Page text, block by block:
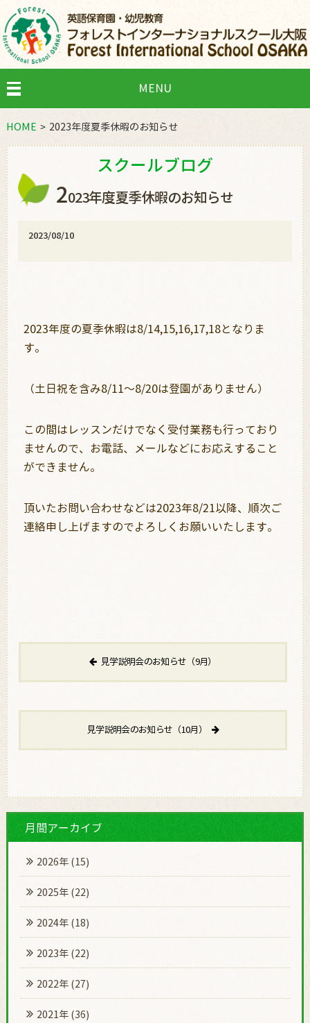
MENU
HOME 2023年度夏季休暇のお知らせ
スクールブログ
2023年度夏季休暇のお知らせ
2023/08/10
2023年度の夏季休暇は8/14,15,16,17,18となりま
す。
（土日祝を含み8/11～8/20は登園がありません）
この間はレッスンだけでなく受付業務も行っており
ませんので、お電話、メールなどにお応えすること
ができません。
頂いたお問い合わせなどは2023年8/21以降、順次ご
連絡申し上げますのでよろしくお願いいたします。
見学説明会のお知らせ（9月）
見学説明会のお知らせ（10月）
月間アーカイブ
2026年 (15)
2025年 (22)
2024年 (18)
2023年 (22)
2022年 (27)
2021年 (36)